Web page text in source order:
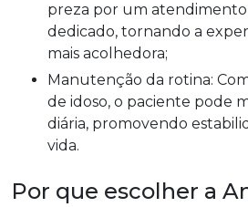
preza por um
dedicado, tornando a
mais acolhedora;
Manutenção da rotina: Com a diária de cuidador
de idoso, o paciente pode
diária, promovendo
vida.
Por que escolher a